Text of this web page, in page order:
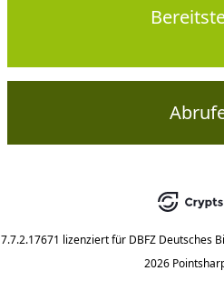
7.7.2.17671 lizenziert für DBFZ Deutsches
2026